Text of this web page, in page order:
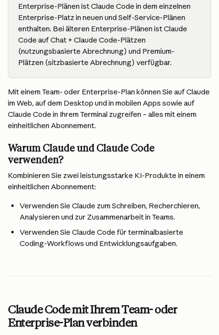
Enterprise-Plänen ist Claude Code in dem einzelnen
Enterprise-Platz in neuen und Self-Service-Plänen
enthalten. Bei älteren Enterprise-Plänen ist Claude
Code auf Chat + Claude Code-Plätzen
(nutzungsbasierte Abrechnung) und Premium-
Plätzen (sitzbasierte Abrechnung) verfügbar.
Mit einem Team- oder Enterprise-Plan können Sie auf Claude
im Web, auf dem Desktop und in mobilen Apps sowie auf
Claude Code in Ihrem Terminal zugreifen – alles mit einem
einheitlichen Abonnement.
Warum Claude und Claude Code
verwenden?
Kombinieren Sie zwei leistungsstarke KI-Produkte in einem
einheitlichen Abonnement:
Verwenden Sie Claude zum Schreiben, Recherchieren,
Analysieren und zur Zusammenarbeit in Teams.
Verwenden Sie Claude Code für terminalbasierte
Coding-Workflows und Entwicklungsaufgaben.
Claude Code mit Ihrem Team- oder
Enterprise-Plan verbinden